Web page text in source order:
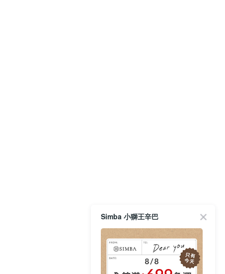
Simba 小獅王辛巴